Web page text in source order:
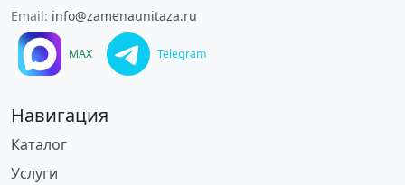
Email: info@zamenaunitaza.ru
MAX Telegram
Навигация
Каталог
Услуги